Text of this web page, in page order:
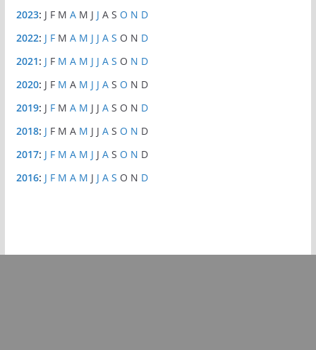
2023: J F M A M J J A S O N D
2022: J F M A M J J A S O N D
2021: J F M A M J J A S O N D
2020: J F M A M J J A S O N D
2019: J F M A M J J A S O N D
2018: J F M A M J J A S O N D
2017: J F M A M J J A S O N D
2016: J F M A M J J A S O N D